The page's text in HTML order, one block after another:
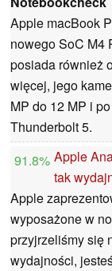
Apple macBook
nowego SoC M4
posiada również
więcej, jego
MP do 12 MP i
Thunderbolt 5.
91.8% Apple
tak
Apple
wyposażone w
przyjrzeliśmy się
wydajności,